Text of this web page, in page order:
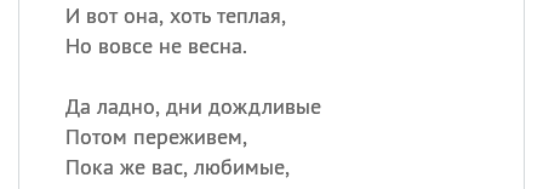
И вот она, хоть теплая,
Но вовсе не весна.
Да ладно, дни дождливые
Потом переживем,
Пока же вас, любимые,